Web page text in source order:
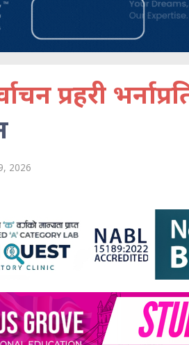
प्रहरी
2026